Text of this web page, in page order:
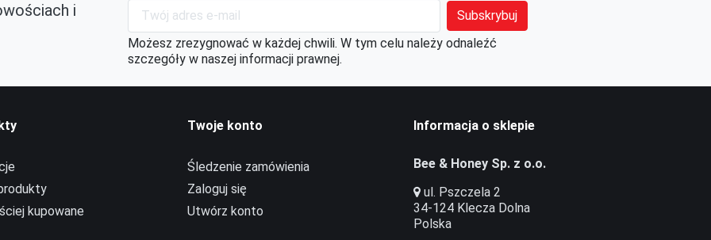
i
Możesz zrezygnować w każdej chwili. W tym celu należy odnaleźć
szczegóły w naszej informacji prawnej.
kupowane
Twoje konto
Śledzenie zamówienia
Zaloguj się
Utwórz konto
Informacja o sklepie
Bee & Honey Sp. z o.o.
ul. Pszczela 2
34-124 Klecza Dolna
Polska